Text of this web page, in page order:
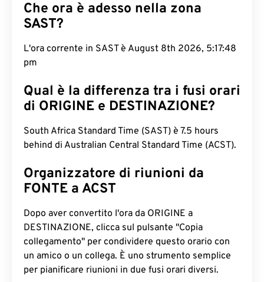
Che ora è adesso nella zona
SAST?
L'ora corrente in SAST è August 8th 2026, 5:17:49
pm
Qual è la differenza tra i fusi orari
di ORIGINE e DESTINAZIONE?
South Africa Standard Time (SAST) è 7.5 hours
behind di Australian Central Standard Time (ACST).
Organizzatore di riunioni da
FONTE a ACST
Dopo aver convertito l'ora da ORIGINE a
DESTINAZIONE, clicca sul pulsante "Copia
collegamento" per condividere questo orario con
un amico o un collega. È uno strumento semplice
per pianificare riunioni in due fusi orari diversi.